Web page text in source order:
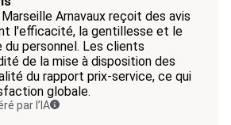
Arnavaux reçoit des avis
l'efficacité, la gentillesse et le
du personnel. Les clients
de la mise à disposition des
du rapport prix-service, ce qui
globale.
par l’IA